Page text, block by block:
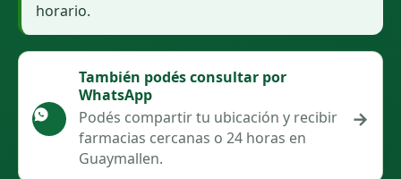
horario.
También podés consultar por
WhatsApp
Podés compartir tu ubicación y recibir
farmacias cercanas o 24 horas en
Guaymallen.
→